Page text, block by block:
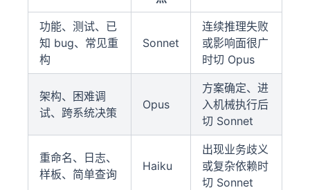
功能、测试、已
知 bug、常见重
构
Sonnet
连续推理失败
或影响面很广
时切 Opus
架构、困难调
试、跨系统决策
Opus
方案确定、进
入机械执行后
切 Sonnet
重命名、日志、
样板、简单查询
Haiku
出现业务歧义
或复杂依赖时
切 Sonnet